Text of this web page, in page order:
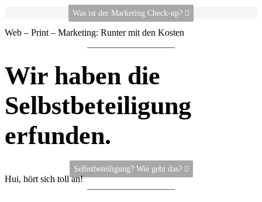
Was ist der Marketing Check-up?
Web – Print – Marketing: Runter mit den Kosten
Wir haben die
Selbstbeteiligung
erfunden.
Selbstbeteiligung? Wie geht das?
Hui, hört sich toll an!